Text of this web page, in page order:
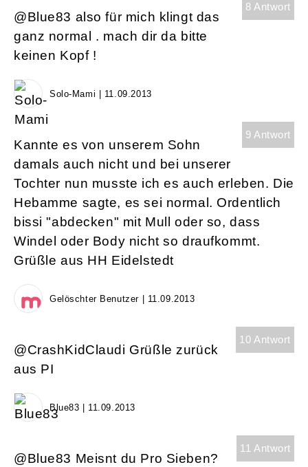
8 Antwort
@Blue83 also für mich klingt das
ganz normal . mach dir da bitte
keinen Kopf !
Solo-Mami | 11.09.2013
9 Antwort
Kannte es von unserem Sohn
damals auch nicht und bei unserer
Tochter nun musste ich es auch erleben. Die
Hebamme sagte, es sei normal. Ordentlich
bissi "abdecken" mit Mull oder so, dass
Windel oder Body nicht so draufkommt.
Grüßle aus HH Eidelstedt
Gelöschter Benutzer | 11.09.2013
10 Antwort
@CrashKidClaudi Grüßle zurück
aus PI
Blue83 | 11.09.2013
11 Antwort
@Blue83 Meisnt du Pro Sieben?